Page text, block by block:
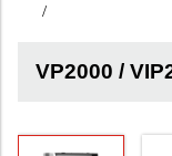
VP2000 /